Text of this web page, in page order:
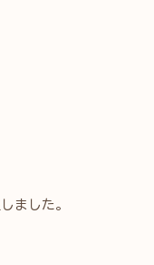
ました。